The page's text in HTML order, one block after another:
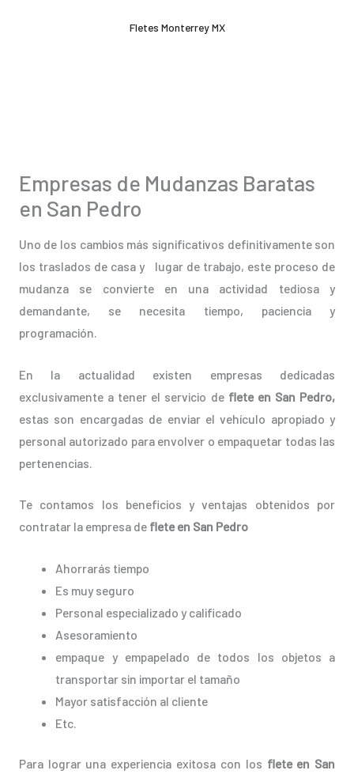
Fletes Monterrey MX
Empresas de Mudanzas Baratas
en San Pedro
Uno de los cambios más significativos definitivamente son
los traslados de casa y lugar de trabajo, este proceso de
mudanza se convierte en una actividad tediosa y
demandante, se necesita tiempo, paciencia y
programación.
En la actualidad existen empresas dedicadas
exclusivamente a tener el servicio deflete en San Pedro,
estas son encargadas de enviar el vehículo apropiado y
personal autorizado para envolver o empaquetar todas las
pertenencias.
Te contamos los beneficios y ventajas obtenidos por
contratar la empresa de flete en San Pedro
Ahorrarás tiempo
Es muy seguro
Personal especializado y calificado
Asesoramiento
empaque y empapelado de todos los objetos a
transportar sin importar el tamaño
Mayor satisfacción al cliente
Etc.
Para lograr una experiencia exitosa con los flete en San